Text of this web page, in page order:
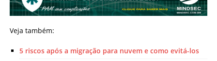
Veja também:
5 riscos após a migração para nuvem e como evitá-los